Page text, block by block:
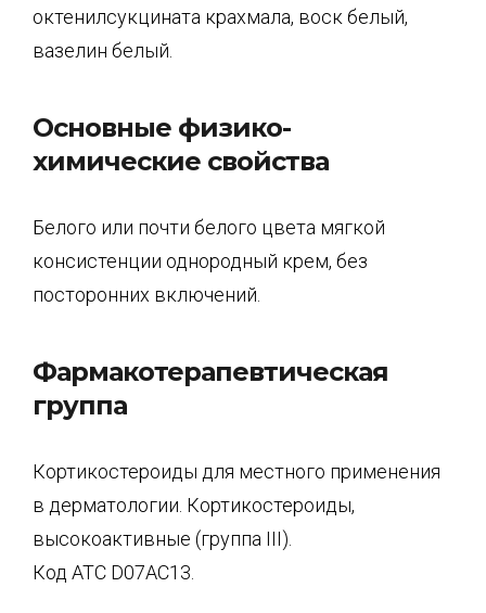
октенилсукцината крахмала, воск белый,
вазелин белый.
Основные физико-
химические свойства
Белого или почти белого цвета мягкой
консистенции однородный крем, без
посторонних включений.
Фармакотерапевтическая
группа
Кортикостероиды для местного применения
в дерматологии. Кортикостероиды,
высокоактивные (группа III).
Код АТС D07AC13.